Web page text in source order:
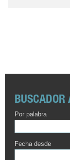
BUSCADOR
Por palabra
Fecha desde